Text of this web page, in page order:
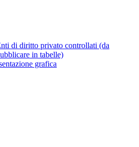
di diritto privato controllati (da
in tabelle)
grafica